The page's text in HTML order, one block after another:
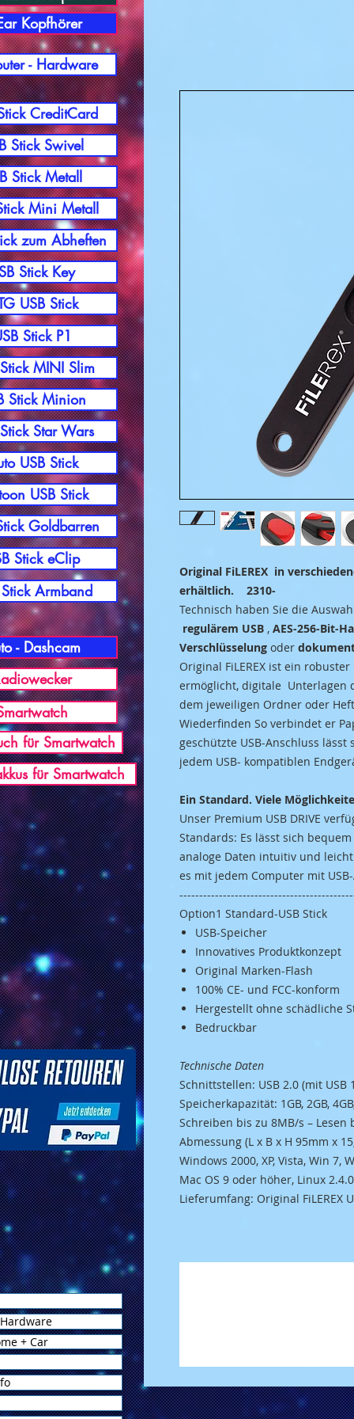
Original FiLEREX in
erhältlich. 2310-
Technisch haben Sie die
regulärem USB , AES-256-Bit-
Verschlüsselung oder
Original FiLEREX ist ein
ermöglicht, digitale Unterlagen
dem jeweiligen Ordner oder
Wiederfinden So verbindet er
geschützte USB-Anschluss
jedem USB- kompatiblen
Ein Standard. Viele
Unser Premium USB DRIVE
Standards: Es lässt sich
analoge Daten intuitiv und
es mit jedem Computer mit
Option1 Standard-USB Stick
USB-Speicher
Innovatives Produktkonzept
Original Marken-Flash
100% CE- und FCC-konform
Hergestellt ohne schädliche
Bedruckbar
Technische Daten
Schnittstellen: USB 2.0 (mit USB
Speicherkapazität: 1GB, 2GB,
Schreiben bis zu 8MB/s – Lesen
Abmessung (L x B x H 95mm x
Windows 2000, XP, Vista, Win 7,
Mac OS 9 oder höher, Linux
Lieferumfang: Original FiLEREX
Kopfhörer
- Hardware
CreditCard
Stick Swivel
Stick Metall
Mini Metall
zum Abheften
Stick Key
USB Stick
Stick P1
MINI Slim
Stick Minion
Star Wars
USB Stick
USB Stick
Goldbarren
Stick eClip
Armband
- Dashcam
für Smartwatch
für Smartwatch
+ Car